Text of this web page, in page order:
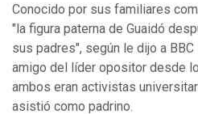
Conocido por sus familiares
"la figura paterna de Guaidó
sus padres", según le dijo a
amigo del líder opositor desde
ambos eran activistas
asistió como padrino.